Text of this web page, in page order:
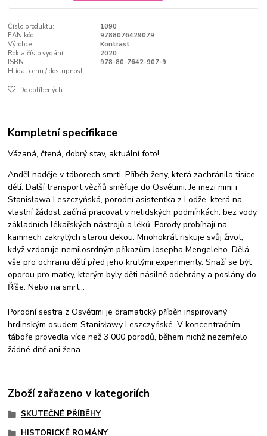
Číslo produktu:
1090
EAN kód:
9788076429079
Výrobce:
Kontrast
Rok a číslo vydání:
2020
ISBN:
978-80-7642-907-9
Hlídat cenu / dostupnost
Do oblíbených
Kompletní specifikace
Vázaná, čtená, dobrý stav, aktuální foto!
Anděl naděje v táborech smrti. Příběh ženy, která zachránila tisíce
dětí. Další transport vězňů směřuje do Osvětimi. Je mezi nimi i
Stanisława Leszczyńská, porodní asistentka z Lodže, která na
vlastní žádost začíná pracovat v nelidských podmínkách: bez vody,
základních lékařských nástrojů a léků. Porody probíhají na
kamnech zakrytých starou dekou. Mnohokrát riskuje svůj život,
když vzdoruje nemilosrdným příkazům Josepha Mengeleho. Dělá
vše pro ochranu dětí před jeho krutými experimenty. Snaží se být
oporou pro matky, kterým byly děti násilně odebrány a poslány do
Říše. Nebo na smrt...
Porodní sestra z Osvětimi je dramatický příběh inspirovaný
hrdinským osudem Stanisławy Leszczyńské. V koncentračním
táboře provedla více než 3 000 porodů, během nichž nezemřelo
žádné dítě ani žena.
Zboží zařazeno v kategoriích
SKUTEČNÉ PŘÍBĚHY
HISTORICKÉ ROMÁNY